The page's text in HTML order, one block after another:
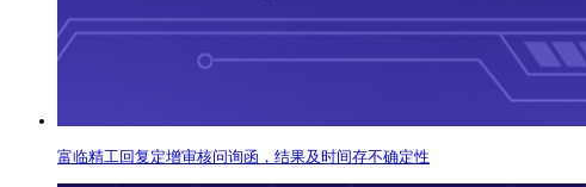
富临精工回复定增审核问询函，结果及时间存不确定性